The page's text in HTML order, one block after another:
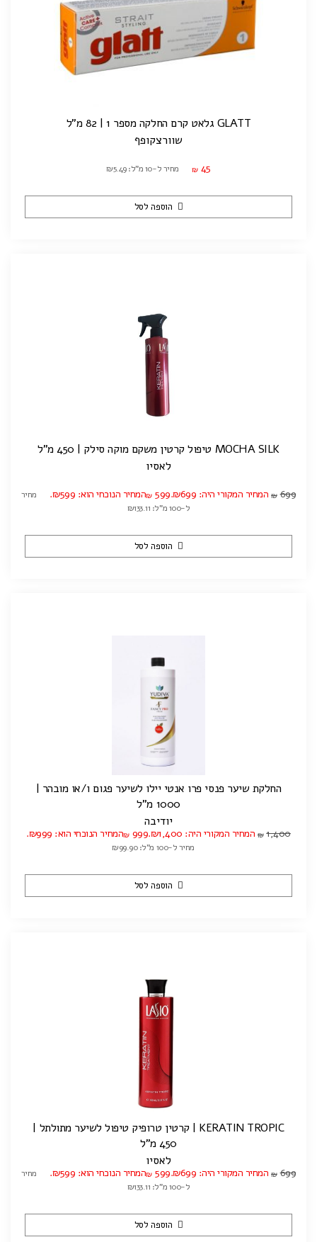
GLATT גלאט קרם החלקה מספר 1 | 82 מ"ל
שוורצקופף
₪ 45 מחיר ל-10 מ"ל: ₪5.49
הוספה לסל
MOCHA SILK טיפול קרטין משקם מוקה סילק | 450 מ"ל
לאסיו
₪ 699 המחיר המקורי היה: ₪699. ₪ 599 המחיר הנוכחי הוא: ₪599.
מחיר
ל-100 מ"ל: ₪133.11
הוספה לסל
החלקת שיער פנסי פרו אנטי יילו לשיער פגום ו/או מובהר |
1000 מ"ל
יודיבה
₪ 1,400 המחיר המקורי היה: ₪1,400. ₪ 999 המחיר הנוכחי הוא: ₪999.
מחיר ל-100 מ"ל: ₪99.90
הוספה לסל
KERATIN TROPIC | קרטין טרופיק טיפול לשיער מתולתל |
450 מ"ל
לאסיו
₪ 699 המחיר המקורי היה: ₪699. ₪ 599 המחיר הנוכחי הוא: ₪599.
מחיר
ל-100 מ"ל: ₪133.11
הוספה לסל